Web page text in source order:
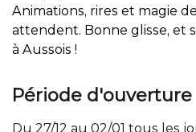
Animations, rires et magie
attendent. Bonne glisse, et
à Aussois !
Période d'ouverture
Du 27/12 au 02/01 tous les